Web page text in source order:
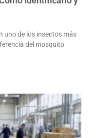
uno de los insectos más
del mosquito